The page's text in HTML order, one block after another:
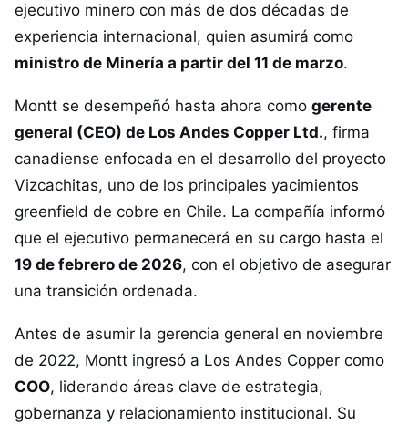
ejecutivo minero con más de dos décadas de
experiencia internacional, quien asumirá como
ministro de Minería a partir del 11 de marzo.
Montt se desempeñó hasta ahora como gerente
general (CEO) de Los Andes Copper Ltd., firma
canadiense enfocada en el desarrollo del proyecto
Vizcachitas, uno de los principales yacimientos
greenfield de cobre en Chile. La compañía informó
que el ejecutivo permanecerá en su cargo hasta el
19 de febrero de 2026, con el objetivo de asegurar
una transición ordenada.
Antes de asumir la gerencia general en noviembre
de 2022, Montt ingresó a Los Andes Copper como
COO, liderando áreas clave de estrategia,
gobernanza y relacionamiento institucional. Su